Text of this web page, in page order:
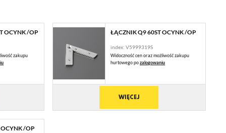
OCYNK /OP
zakupu
ŁĄCZNIK Q9 60ST OCYNK /OP
index: V5999319S
Widoczność cen oraz możliwość zakupu
hurtowego pozalogowaniu
WIĘCEJ
/OP